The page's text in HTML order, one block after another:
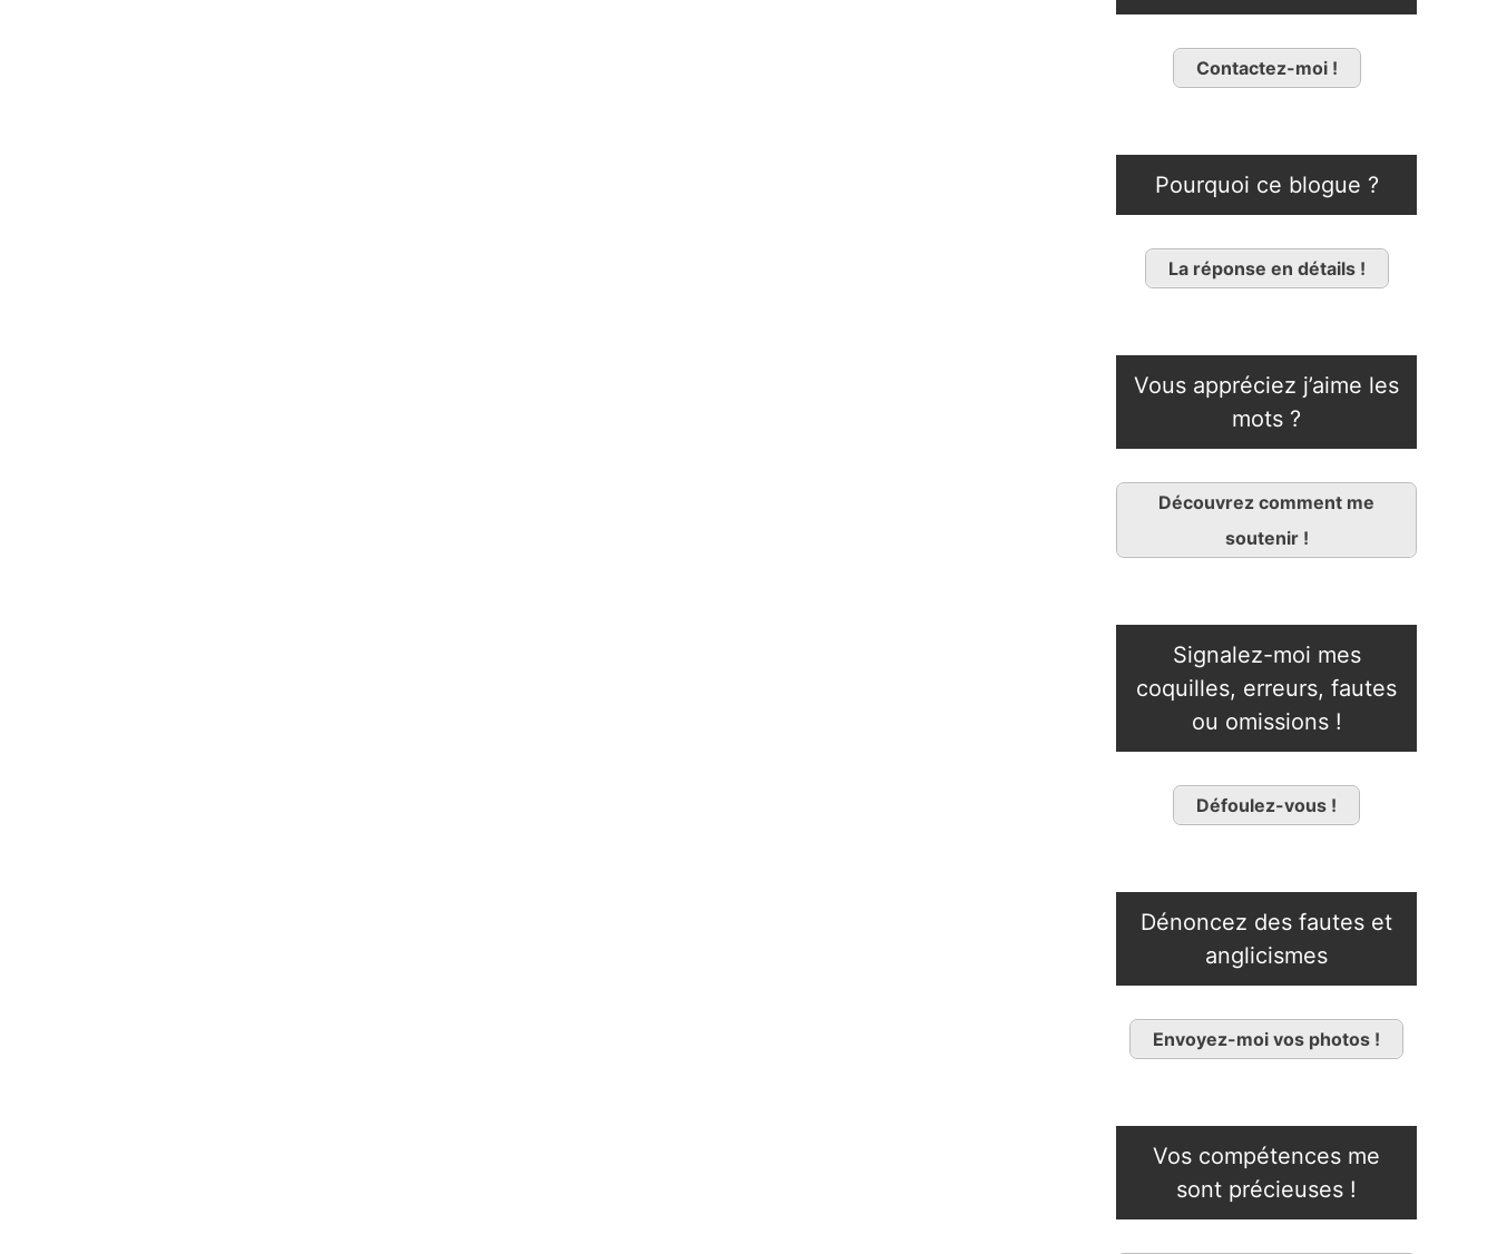
Contactez-moi !
Pourquoi ce blogue ?
La réponse en détails !
Vous appréciez j’aime les
mots ?
Découvrez comment me
soutenir !
Signalez-moi mes
coquilles, erreurs, fautes
ou omissions !
Défoulez-vous !
Dénoncez des fautes et
anglicismes
Envoyez-moi vos photos !
Vos compétences me
sont précieuses !